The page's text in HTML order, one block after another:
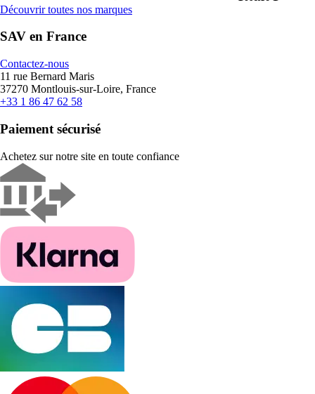
Découvrir toutes nos marques
SAV en France
Contactez-nous
11 rue Bernard Maris
37270 Montlouis-sur-Loire, France
+33 1 86 47 62 58
Paiement sécurisé
Achetez sur notre site en toute confiance